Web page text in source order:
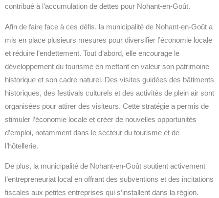
contribué à l’accumulation de dettes pour Nohant-en-Goût.
Afin de faire face à ces défis, la municipalité de Nohant-en-Goût a
mis en place plusieurs mesures pour diversifier l’économie locale
et réduire l’endettement. Tout d’abord, elle encourage le
développement du tourisme en mettant en valeur son patrimoine
historique et son cadre naturel. Des visites guidées des bâtiments
historiques, des festivals culturels et des activités de plein air sont
organisées pour attirer des visiteurs. Cette stratégie a permis de
stimuler l’économie locale et créer de nouvelles opportunités
d’emploi, notamment dans le secteur du tourisme et de
l’hôtellerie.
De plus, la municipalité de Nohant-en-Goût soutient activement
l’entrepreneuriat local en offrant des subventions et des incitations
fiscales aux petites entreprises qui s’installent dans la région.